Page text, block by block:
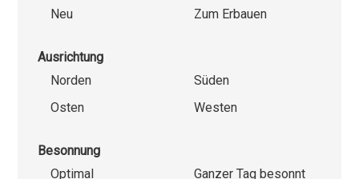
Neu
Zum Erbauen
Ausrichtung
Norden
Süden
Osten
Westen
Besonnung
Optimal
Ganzer Tag besonnt